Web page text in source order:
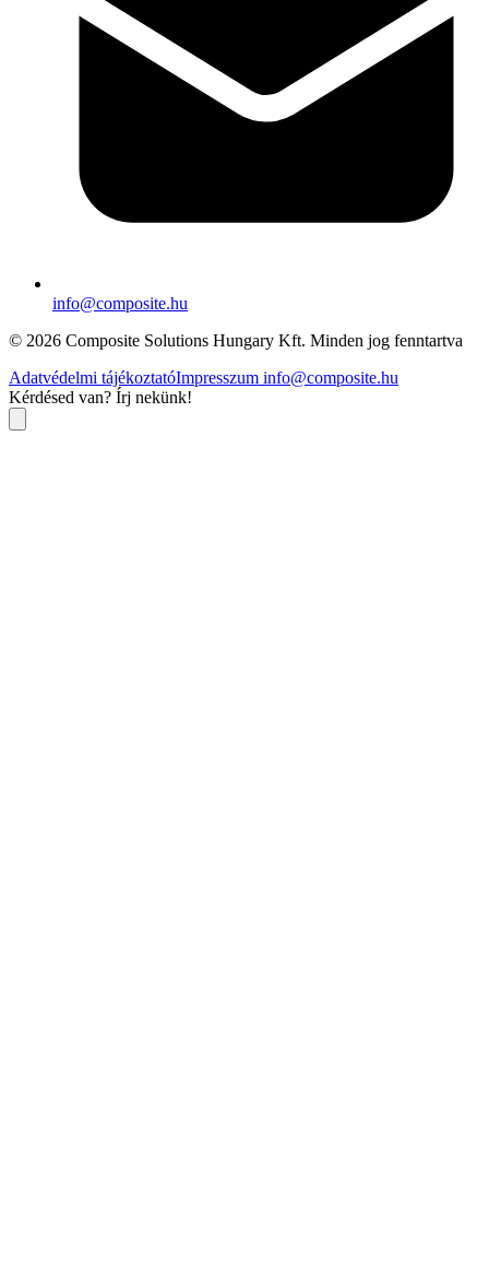
info@composite.hu
© 2026 Composite Solutions Hungary Kft. Minden jog fenntartva
Adatvédelmi tájékoztatóImpresszum info@composite.hu